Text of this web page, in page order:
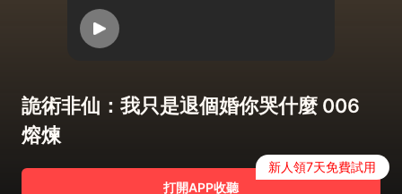
詭術非仙：我只是退個婚你哭什麼 006
熔煉
打開APP收聽
新人領7天免費試用